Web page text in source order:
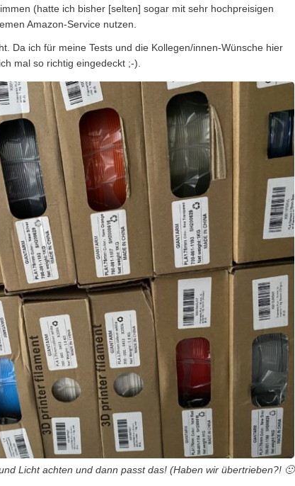
(hatte ich bisher [selten] sogar mit sehr hochpreisigen
Amazon-Service nutzen.
Da ich für meine Tests und die Kollegen/innen-Wünsche hier
mal so richtig eingedeckt ;-).
Licht achten und dann passt das! (Haben wir übertrieben?! 🙂